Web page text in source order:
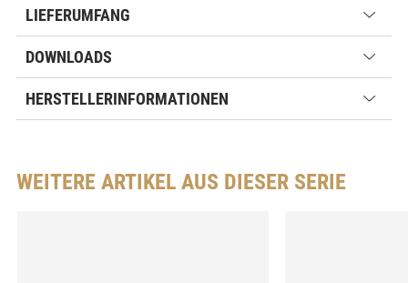
LIEFERUMFANG
DOWNLOADS
HERSTELLERINFORMATIONEN
WEITERE ARTIKEL AUS DIESER SERIE